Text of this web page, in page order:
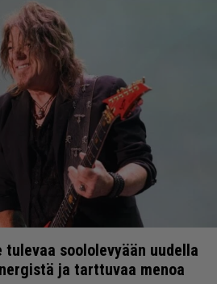
tulevaa soololevyään uudella
ja tarttuvaa menoa